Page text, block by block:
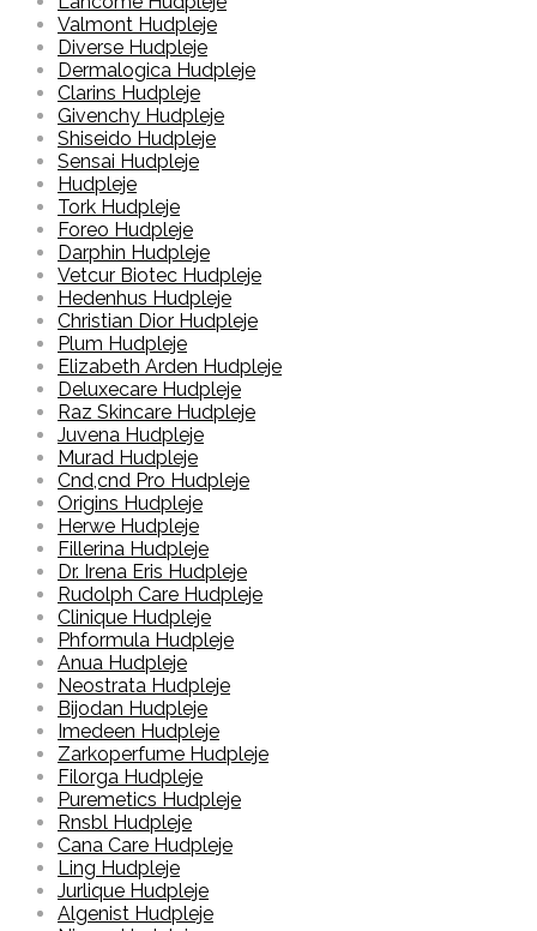
Valmont Hudpleje
Diverse Hudpleje
Dermalogica Hudpleje
Clarins Hudpleje
Givenchy Hudpleje
Shiseido Hudpleje
Sensai Hudpleje
Hudpleje
Tork Hudpleje
Foreo Hudpleje
Darphin Hudpleje
Vetcur Biotec Hudpleje
Hedenhus Hudpleje
Christian Dior Hudpleje
Plum Hudpleje
Elizabeth Arden Hudpleje
Deluxecare Hudpleje
Raz Skincare Hudpleje
Juvena Hudpleje
Murad Hudpleje
Cnd,cnd Pro Hudpleje
Origins Hudpleje
Herwe Hudpleje
Fillerina Hudpleje
Dr. Irena Eris Hudpleje
Rudolph Care Hudpleje
Clinique Hudpleje
Phformula Hudpleje
Anua Hudpleje
Neostrata Hudpleje
Bijodan Hudpleje
Imedeen Hudpleje
Zarkoperfume Hudpleje
Filorga Hudpleje
Puremetics Hudpleje
Rnsbl Hudpleje
Cana Care Hudpleje
Ling Hudpleje
Jurlique Hudpleje
Algenist Hudpleje